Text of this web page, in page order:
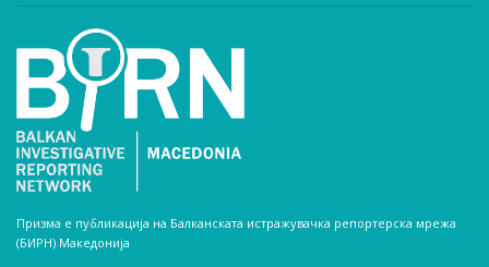
Призма е публикација на Балканската истражувачка репортерска мрежа
(БИРН) Македонија